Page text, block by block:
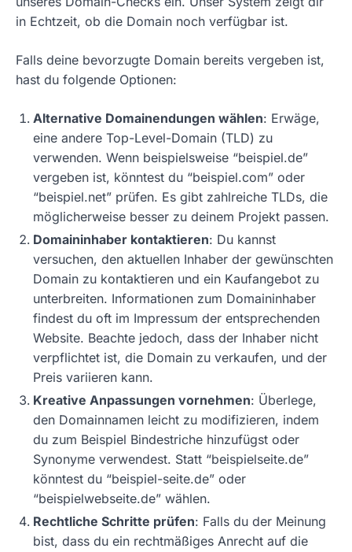
in Echtzeit, ob die Domain noch verfügbar ist.
Falls deine bevorzugte Domain bereits vergeben ist,
hast du folgende Optionen:
Alternative Domainendungen wählen: Erwäge,
eine andere Top-Level-Domain (TLD) zu
verwenden. Wenn beispielsweise “beispiel.de”
vergeben ist, könntest du “beispiel.com” oder
“beispiel.net” prüfen. Es gibt zahlreiche TLDs, die
möglicherweise besser zu deinem Projekt passen.
Domaininhaber kontaktieren: Du kannst
versuchen, den aktuellen Inhaber der gewünschten
Domain zu kontaktieren und ein Kaufangebot zu
unterbreiten. Informationen zum Domaininhaber
findest du oft im Impressum der entsprechenden
Website. Beachte jedoch, dass der Inhaber nicht
verpflichtet ist, die Domain zu verkaufen, und der
Preis variieren kann.
Kreative Anpassungen vornehmen: Überlege,
den Domainnamen leicht zu modifizieren, indem
du zum Beispiel Bindestriche hinzufügst oder
Synonyme verwendest. Statt “beispielseite.de”
könntest du “beispiel-seite.de” oder
“beispielwebseite.de” wählen.
Rechtliche Schritte prüfen: Falls du der Meinung
bist, dass du ein rechtmäßiges Anrecht auf die